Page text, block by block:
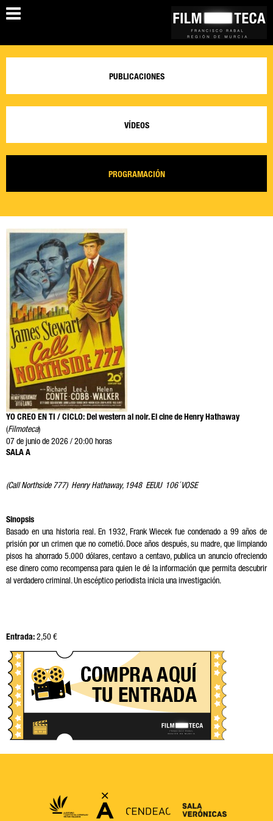
PUBLICACIONES
VÍDEOS
PROGRAMACIÓN
YO CREO EN TI / CICLO: Del western al noir. El cine de Henry Hathaway
(Filmoteca)
07 de junio de 2026 / 20:00 horas
SALA A
(Call Northside 777) Henry Hathaway, 1948 EEUU 106´ VOSE
Sinopsis
Basado en una historia real. En 1932, Frank Wiecek fue condenado a 99 años de
prisión por un crimen que no cometió. Doce años después, su madre, que limpiando
pisos ha ahorrado 5.000 dólares, centavo a centavo, publica un anuncio ofreciendo
ese dinero como recompensa para quien le dé la información que permita descubrir
al verdadero criminal. Un escéptico periodista inicia una investigación.
Entrada: 2,50 €